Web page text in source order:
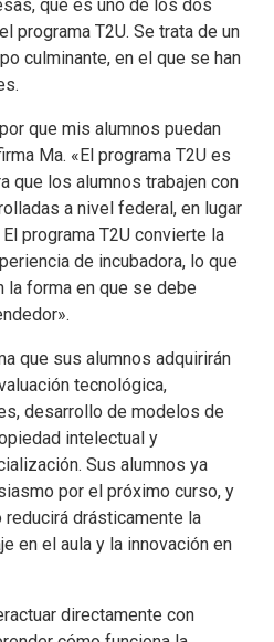
que es uno de los dos
programa T2U. Se trata de un
culminante, en el que se han
que mis alumnos puedan
Ma. «El programa T2U es
que los alumnos trabajen con
a nivel federal, en lugar
programa T2U convierte la
de incubadora, lo que
la forma en que se debe
que sus alumnos adquirirán
tecnológica,
desarrollo de modelos de
intelectual y
Sus alumnos ya
por el próximo curso, y
drásticamente la
en el aula y la innovación en
directamente con